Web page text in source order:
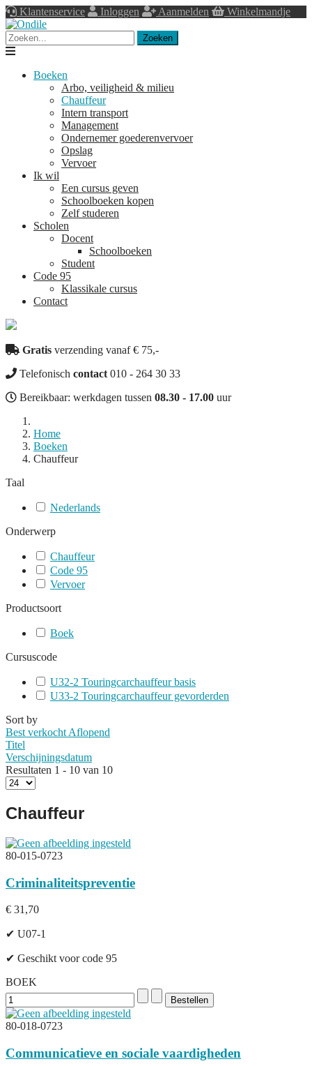
Klantenservice Inloggen Aanmelden Winkelmandje
Zoeken
Navigation
Boeken
Arbo, veiligheid & milieu
Chauffeur
Intern transport
Management
Ondernemer goederenvervoer
Opslag
Vervoer
Ik wil
Een cursus geven
Schoolboeken kopen
Zelf studeren
Scholen
Docent
Schoolboeken
Student
Code 95
Klassikale cursus
Contact
Gratis verzending vanaf € 75,-
Telefonisch contact 010 - 264 30 33
Bereikbaar: werkdagen tussen 08.30 - 17.00 uur
Home
Boeken
Chauffeur
Taal
Nederlands
Onderwerp
Chauffeur
Code 95
Vervoer
Productsoort
Boek
Cursuscode
U32-2 Touringcarchauffeur basis
U33-2 Touringcarchauffeur gevorderden
Sort by
Best verkocht Aflopend
Titel
Verschijningsdatum
Resultaten 1 - 10 van 10
Chauffeur
80-015-0723
Criminaliteitspreventie
€ 31,70
✔ U07-1
✔ Geschikt voor code 95
BOEK
80-018-0723
Communicatieve en sociale vaardigheden